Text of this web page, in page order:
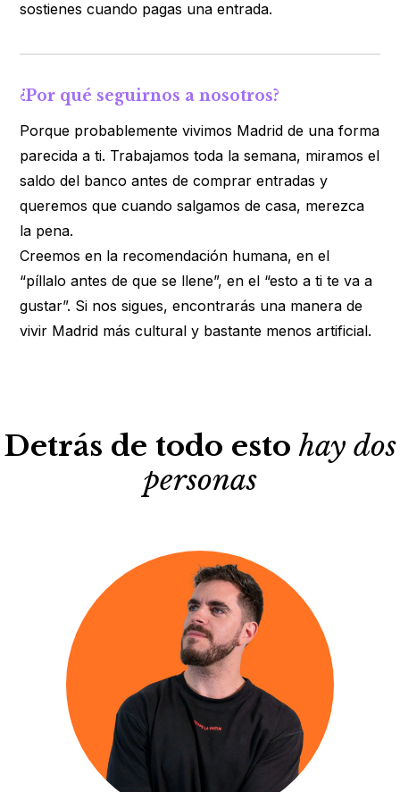
sostienes cuando pagas una entrada.
¿Por qué seguirnos a nosotros?
Porque probablemente vivimos Madrid de una forma
parecida a ti. Trabajamos toda la semana, miramos el
saldo del banco antes de comprar entradas y
queremos que cuando salgamos de casa, merezca
la pena.
Creemos en la recomendación humana, en el
“píllalo antes de que se llene”, en el “esto a ti te va a
gustar”. Si nos sigues, encontrarás una manera de
vivir Madrid más cultural y bastante menos artificial.
Detrás de todo estohay dos
personas